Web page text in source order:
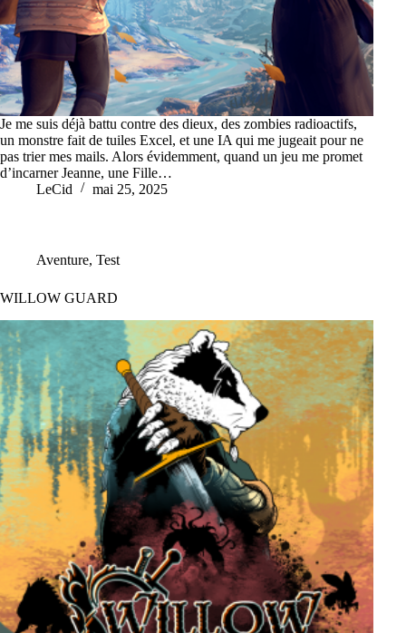
Je me suis déjà battu contre des dieux, des zombies radioactifs,
un monstre fait de tuiles Excel, et une IA qui me jugeait pour ne
pas trier mes mails. Alors évidemment, quand un jeu me promet
d’incarner Jeanne, une Fille…
LeCid
mai 25, 2025
Aventure, Test
WILLOW GUARD